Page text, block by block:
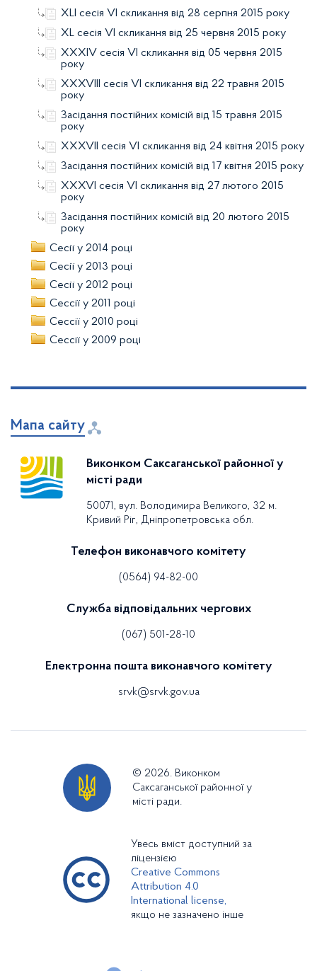
XLI сесія VI скликання від 28 серпня 2015 року
XL сесія VI скликання від 25 червня 2015 року
XXXIV сесія VI скликання від 05 червня 2015
року
XXXVIII сесія VI скликання від 22 травня 2015
року
Засідання постійних комісій від 15 травня 2015
року
XXXVII сесія VI скликання від 24 квітня 2015 року
Засідання постійних комісій від 17 квітня 2015 року
XXXVI сесія VI скликання від 27 лютого 2015
року
Засідання постійних комісій від 20 лютого 2015
року
Сесії у 2014 році
Сесії у 2013 році
Сесії у 2012 році
Сессії у 2011 році
Сессії у 2010 році
Сессії у 2009 році
Мапа сайту
Виконком Саксаганської районної у
місті ради
50071, вул. Володимира Великого, 32 м.
Кривий Ріг, Дніпропетровська обл.
Телефон виконавчого комітету
(0564) 94-82-00
Служба відповідальних чергових
(067) 501-28-10
Електронна пошта виконавчого комітету
srvk@srvk.gov.ua
© 2026. Виконком
Саксаганської районної у
місті ради.
Увесь вміст доступний за
ліцензією
Creative Commons
Attribution 4.0
International license,
якщо не зазначено інше